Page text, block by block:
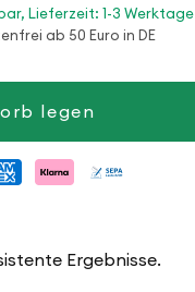
Lieferzeit: 1-3 Werktage
ab 50 Euro in DE
legen
Ergebnisse.